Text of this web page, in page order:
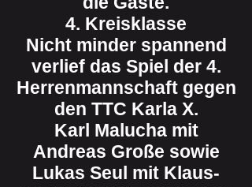
4. Kreisklasse
Nicht minder spannend
verlief das Spiel der 4.
Herrenmannschaft gegen
den TTC Karla X.
Karl Malucha mit
Andreas Große sowie
Lukas Seul mit Klaus-